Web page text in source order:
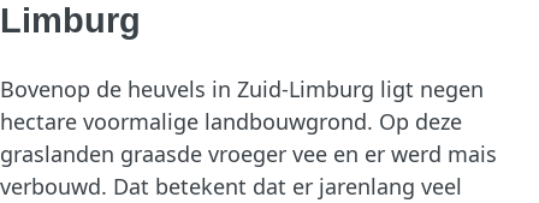
Limburg
Bovenop de heuvels in Zuid-Limburg ligt negen
hectare voormalige landbouwgrond. Op deze
graslanden graasde vroeger vee en er werd mais
verbouwd. Dat betekent dat er jarenlang veel